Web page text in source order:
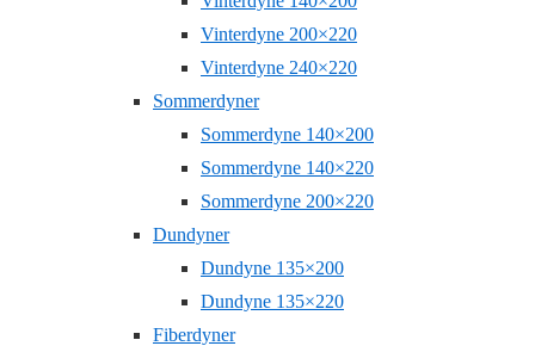
Vinterdyne 200×220
Vinterdyne 240×220
Sommerdyner
Sommerdyne 140×200
Sommerdyne 140×220
Sommerdyne 200×220
Dundyner
Dundyne 135×200
Dundyne 135×220
Fiberdyner